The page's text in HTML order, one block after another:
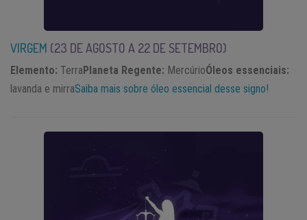
VIRGEM (23 DE AGOSTO A 22 DE SETEMBRO)
Elemento: TerraPlaneta Regente: MercúrioÓleos essenciais:
lavanda e mirraSaiba mais sobre óleo essencial desse signo!